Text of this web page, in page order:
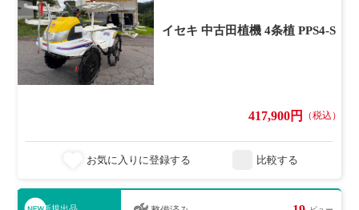
イセキ 中古田植機 4条植 PPS4-S
417,900円 （税込）
お気に入りに登録する 比較する
新規出品